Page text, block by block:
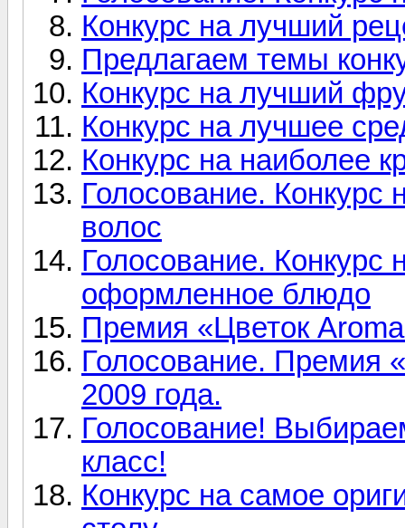
Конкурс на лучший
Предлагаем темы
Конкурс на лучший
Конкурс на лучшее
Конкурс на наиболее
Голосование. Конкурс
волос
Голосование. Конкурс
оформленное блюдо
Премия «Цветок
Голосование. Премия
2009 года.
Голосование!
класс!
Конкурс на самое